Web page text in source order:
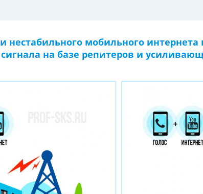
мобильного интернета
на базе репитеров и